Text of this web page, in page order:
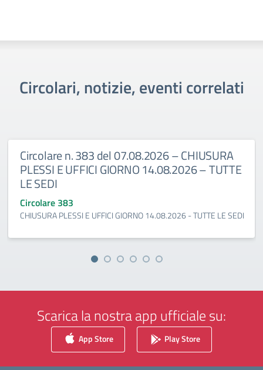
Circolari, notizie, eventi correlati
Circolare n. 383 del 07.08.2026 – CHIUSURA
PLESSI E UFFICI GIORNO 14.08.2026 – TUTTE
LE SEDI
Circolare 383
CHIUSURA PLESSI E UFFICI GIORNO 14.08.2026 - TUTTE LE SEDI
Scarica la nostra app ufficiale su:
App Store Play Store